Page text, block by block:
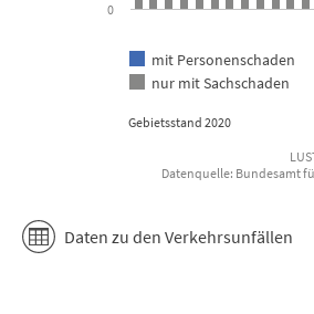
Gebietsstand 2020
mit Personenschaden
nur mit Sachschaden
0
Datenquelle: Bundesamt
Daten zu den Verkehrsunfällen